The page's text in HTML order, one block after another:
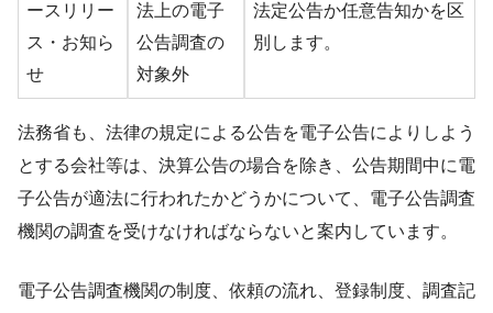
ースリリー
ス・お知ら
せ
法上の電子
公告調査の
対象外
法定公告か任意告知かを区
別します。
法務省も、法律の規定による公告を電子公告によりしよう
とする会社等は、決算公告の場合を除き、公告期間中に電
子公告が適法に行われたかどうかについて、電子公告調査
機関の調査を受けなければならないと案内しています。
電子公告調査機関の制度、依頼の流れ、登録制度、調査記